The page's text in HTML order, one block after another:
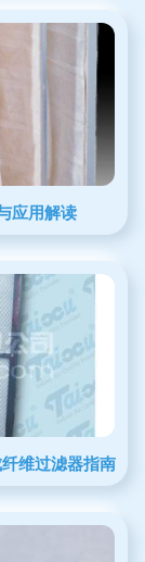
应用解读
维过滤器指南